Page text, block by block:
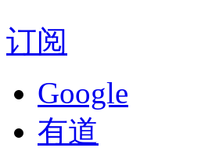
订阅
Google
有道